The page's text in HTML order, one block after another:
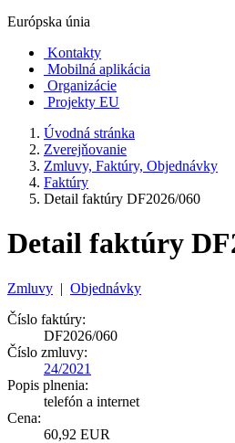
Európska únia
Kontakty
Mobilná aplikácia
Organizácie
Projekty EU
Úvodná stránka
Zverejňovanie
Zmluvy, Faktúry, Objednávky
Faktúry
Detail faktúry DF2026/060
Detail faktúry
Zmluvy | Objednávky
Číslo faktúry:
DF2026/060
Číslo zmluvy:
24/2021
Popis plnenia:
telefón a internet
Cena:
60,92 EUR